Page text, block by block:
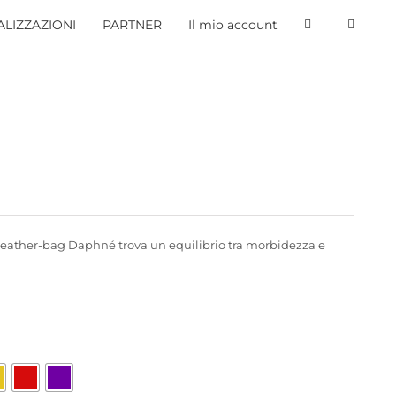
PARTNER Il mio account
bag Daphné trova un equilibrio tra morbidezza e